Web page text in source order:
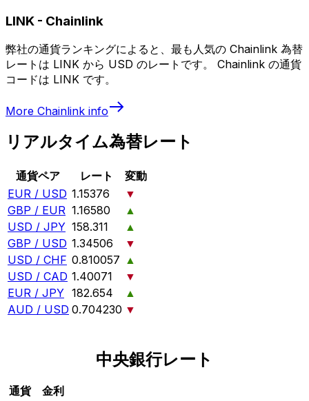
LINK - Chainlink
弊社の通貨ランキングによると、最も人気の Chainlink 為替
レートは LINK から USD のレートです。 Chainlink の通貨
コードは LINK です。
More Chainlink info
リアルタイム為替レート
通貨ペア レート
変動
EUR / USD 1.15376
▼
GBP / EUR 1.16580
▲
USD / JPY 158.311
▲
GBP / USD 1.34506
▼
USD / CHF 0.810057 ▲
USD / CAD 1.40071
▼
EUR / JPY 182.654
▲
AUD / USD 0.704230 ▼
中央銀行レート
通貨
金利